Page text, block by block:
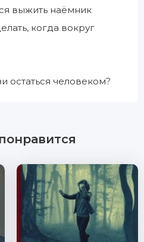
выжить наёмник
когда вокруг
остаться человеком?